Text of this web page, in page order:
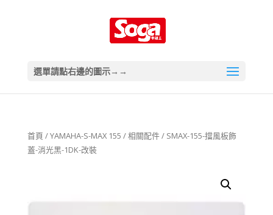
選單請點右邊的圖示→→
首頁 /YAMAHA-S-MAX 155 /相關配件/ SMAX-155-擋風板飾
蓋-消光黑-1DK-改裝